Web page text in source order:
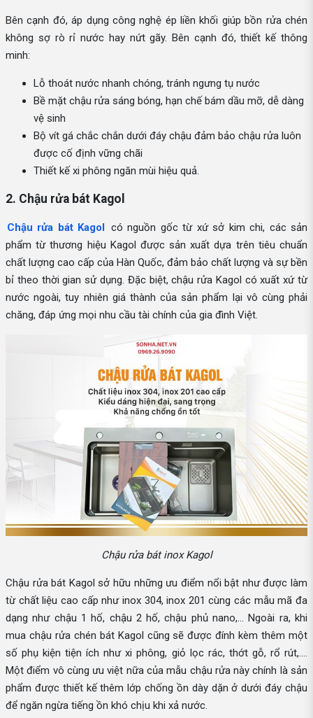
Bên cạnh đó, áp dụng công nghệ ép liền khối giúp bồn rửa chén
không sợ rò rỉ nước hay nứt gãy. Bên cạnh đó, thiết kế thông
minh:
Lỗ thoát nước nhanh chóng, tránh ngưng tụ nước
Bề mặt chậu rửa sáng bóng, hạn chế bám dầu mỡ, dễ dàng
vệ sinh
Bộ vít gá chắc chắn dưới đáy chậu đảm bảo chậu rửa luôn
được cố định vững chãi
Thiết kế xi phông ngăn mùi hiệu quả.
2. Chậu rửa bát Kagol
Chậu rửa bát Kagol có nguồn gốc từ xứ sở kim chi, các sản
phẩm từ thương hiệu Kagol được sản xuất dựa trên tiêu chuẩn
chất lượng cao cấp của Hàn Quốc, đảm bảo chất lượng và sự bền
bỉ theo thời gian sử dụng. Đặc biệt, chậu rửa Kagol có xuất xứ từ
nước ngoài, tuy nhiên giá thành của sản phẩm lại vô cùng phải
chăng, đáp ứng mọi nhu cầu tài chính của gia đình Việt.
Chậu rửa bát inox Kagol
Chậu rửa bát Kagol sở hữu những ưu điểm nổi bật như được làm
từ chất liệu cao cấp như inox 304, inox 201 cùng các mẫu mã đa
dạng như chậu 1 hố, chậu 2 hố, chậu phủ nano,... Ngoài ra, khi
mua chậu rửa chén bát Kagol cũng sẽ được đính kèm thêm một
số phụ kiện tiện ích như xi phông, giỏ lọc rác, thớt gỗ, rổ rút,....
Một điểm vô cùng ưu việt nữa của mẫu chậu rửa này chính là sản
phẩm được thiết kế thêm lớp chống ồn dày dặn ở dưới đáy chậu
để ngăn ngừa tiếng ồn khó chịu khi xả nước.